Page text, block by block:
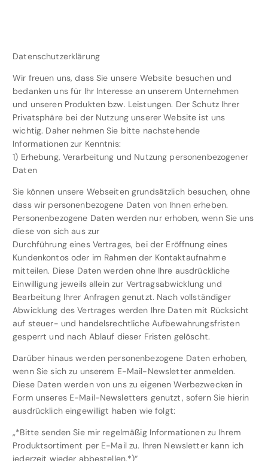
Datenschutzerklärung
Wir freuen uns, dass Sie unsere Website besuchen und
bedanken uns für Ihr Interesse an unserem Unternehmen
und unseren Produkten bzw. Leistungen. Der Schutz Ihrer
Privatsphäre bei der Nutzung unserer Website ist uns
wichtig. Daher nehmen Sie bitte nachstehende
Informationen zur Kenntnis:
1) Erhebung, Verarbeitung und Nutzung personenbezogener
Daten
Sie können unsere Webseiten grundsätzlich besuchen, ohne
dass wir personenbezogene Daten von Ihnen erheben.
Personenbezogene Daten werden nur erhoben, wenn Sie uns
diese von sich aus zur
Durchführung eines Vertrages, bei der Eröffnung eines
Kundenkontos oder im Rahmen der Kontaktaufnahme
mitteilen. Diese Daten werden ohne Ihre ausdrückliche
Einwilligung jeweils allein zur Vertragsabwicklung und
Bearbeitung Ihrer Anfragen genutzt. Nach vollständiger
Abwicklung des Vertrages werden Ihre Daten mit Rücksicht
auf steuer- und handelsrechtliche Aufbewahrungsfristen
gesperrt und nach Ablauf dieser Fristen gelöscht.
Darüber hinaus werden personenbezogene Daten erhoben,
wenn Sie sich zu unserem E-Mail-Newsletter anmelden.
Diese Daten werden von uns zu eigenen Werbezwecken in
Form unseres E-Mail-Newsletters genutzt, sofern Sie hierin
ausdrücklich eingewilligt haben wie folgt:
„*Bitte senden Sie mir regelmäßig Informationen zu Ihrem
Produktsortiment per E-Mail zu. Ihren Newsletter kann ich
jederzeit wieder abbestellen.*)“